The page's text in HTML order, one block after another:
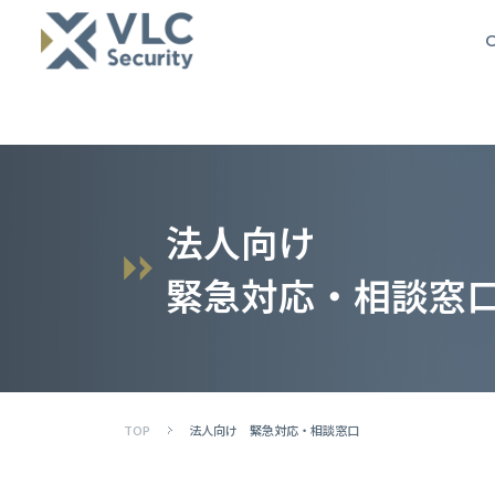
法人向け
緊急対応 ・ 相談窓
TOP 法人向け 緊急対応・相談窓口